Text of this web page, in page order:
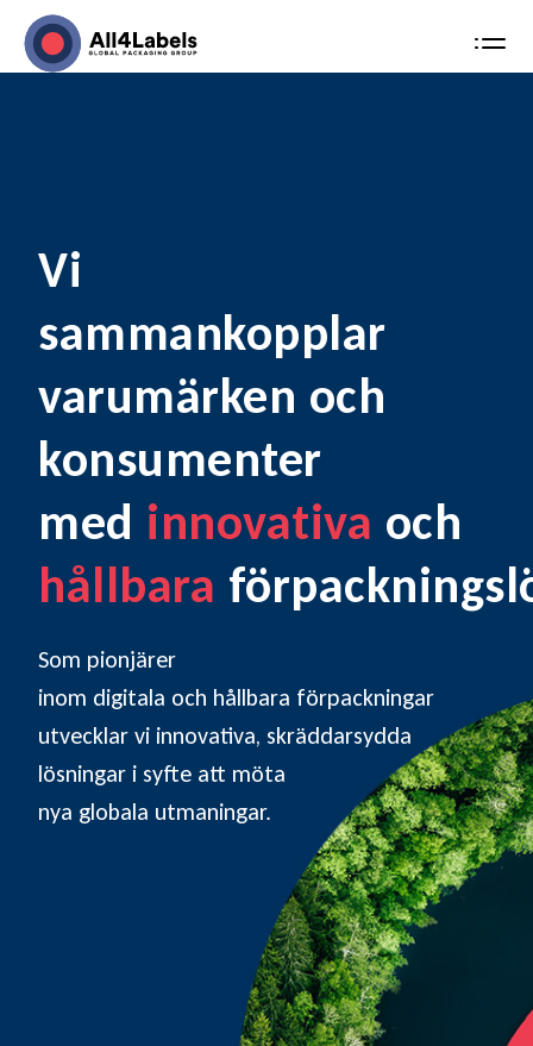
content
Vi
sammankopplar
varumärken och
konsumenter
med innovativa och
hållbara
Som pionjärer
inom digitala och hållbara förpackningar
utvecklar vi innovativa, skräddarsydda
lösningar i syfte att möta
nya globala utmaningar.